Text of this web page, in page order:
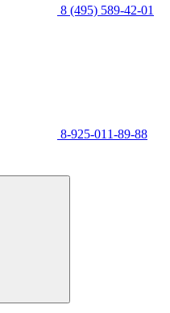
8 (495) 589-42-01
8-925-011-89-88